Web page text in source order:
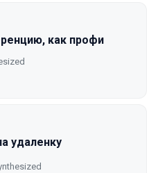
как профи
удаленку